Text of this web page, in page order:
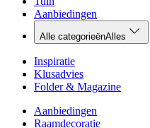
Aanbiedingen
Alle categorieënAlles
Inspiratie
Klusadvies
Folder & Magazine
Aanbiedingen
Raamdecoratie